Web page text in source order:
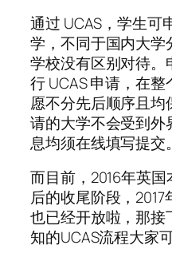
通过 UCAS，学生可
学，不同于国内大
学校没有区别对待
行 UCAS 申请，在
愿不分先后顺序且均
请的大学不会受到
息均须在线填写提交。
而目前，2016年英
后的收尾阶段，
也已经开放啦，那接
知的UCAS流程大家